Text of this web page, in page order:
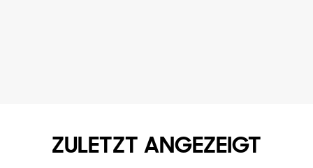
ZULETZT ANGEZEIGT